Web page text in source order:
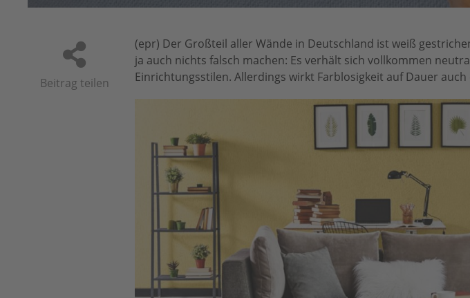
Beitrag teilen
(epr) Der Großteil aller Wände in Deutschland ist weiß
ja auch nichts falsch machen: Es verhält sich vollkommen
Einrichtungsstilen. Allerdings wirkt Farblosigkeit auf Dauer auch